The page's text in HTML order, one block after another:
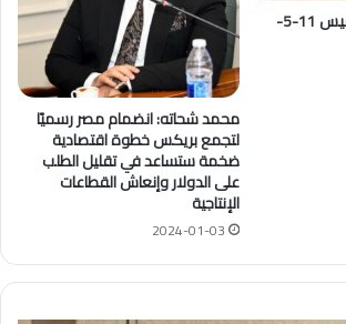
حالة طقس اليوم الخميس 11-5-
محمد شحاته: انضمام مصر رسميًا
لتجمع بريكس خطوة اقتصادية
ضخمة ستساعد في تقليل الطلب
على الدولار وإنعاش القطاعات
الإنتاجية
2024-01-03